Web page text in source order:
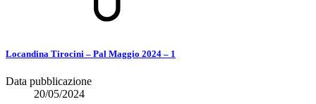
Locandina Tirocini – Pal Maggio 2024 – 1
Data pubblicazione
20/05/2024